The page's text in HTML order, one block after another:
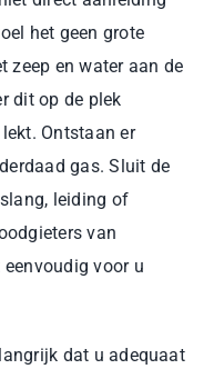
het geen grote
zeep en water aan de
dit op de plek
Ontstaan er
gas. Sluit de
leiding of
van
voor u
dat u adequaat